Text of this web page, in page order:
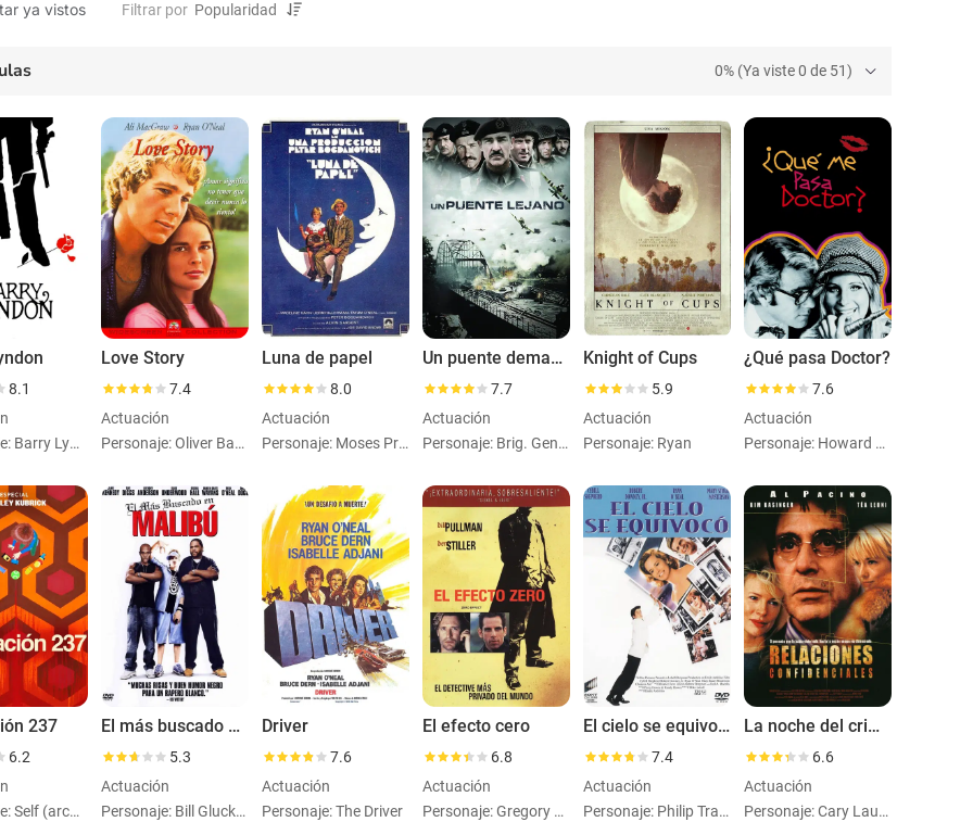
ya vistos Filtrar por
0% (Ya viste 0 de 51)
8.1
Personaje: Barry Lyndon
Love Story
7.4
Actuación
Personaje: Oliver Barrett IV
Luna de papel
8.0
Actuación
Personaje: Moses Pray
Un puente demasiado lejos
7.7
Actuación
Personaje: Brig. Gen. Gavin
Knight of Cups
5.9
Actuación
Personaje: Ryan
¿Qué pasa Doctor?
7.6
Actuación
Personaje: Howard Bannister
237
6.2
Personaje: Self (archiveFootage)
El más buscado en Malibú
5.3
Actuación
Personaje: Bill Gluckman
Driver
7.6
Actuación
Personaje: The Driver
El efecto cero
6.8
Actuación
Personaje: Gregory Stark
El cielo se equivocó
7.4
Actuación
Personaje: Philip Train
La noche del crimen
6.6
Actuación
Personaje: Cary Launer